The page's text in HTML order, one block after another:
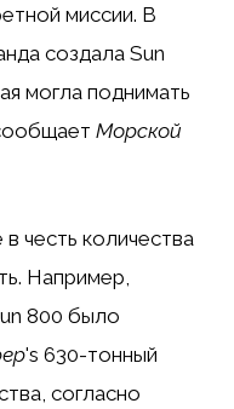
миссии. В
создала Sun
могла поднимать
Морской
честь количества
Например,
800 было
's 630-тонный
согласно